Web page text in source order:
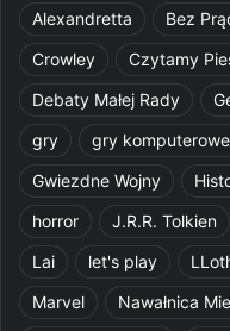
Alexandretta Bez
Crowley
Czytamy
Debaty Małej Rady
gry
gry komputerowe
Gwiezdne Wojny
horror
J.R.R. Tolkien
Lai
let's play
Marvel
Nawałnica